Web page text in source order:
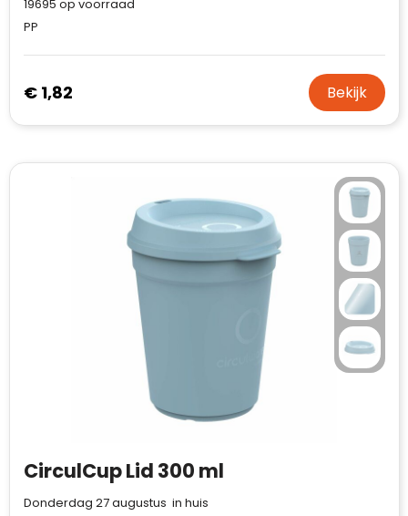
19695 op voorraad
PP
€ 1,82 Bekijk
CirculCup Lid 300 ml
Donderdag 27 augustus in huis